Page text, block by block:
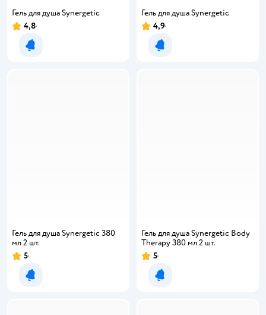
Гель для душа Synergetic
Рейтинг:
4,8
Уведомить о появлении
Гель для душа Synergetic
Рейтинг:
4,9
Уведомить о появлении
Гель для душа Synergetic 380
мл 2 шт.
Рейтинг:
5
Уведомить о появлении
Гель для душа Synergetic Body
Therapy 380 мл 2 шт.
Рейтинг:
5
Уведомить о появлении